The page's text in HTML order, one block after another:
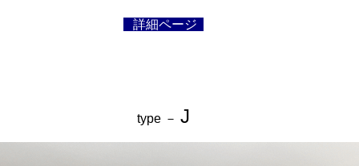
詳細ページ
type － J